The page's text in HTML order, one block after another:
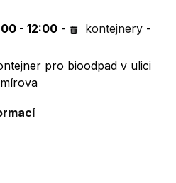
- 12:00 - kontejnery -
pro bioodpad v ulici